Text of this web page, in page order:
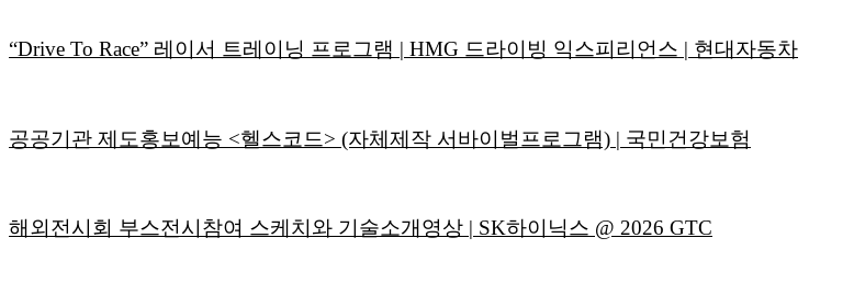
“Drive To Race” 레이서 트레이닝 프로그램 | HMG 드라이빙 익스피리언스 | 현대자동차
공공기관 제도홍보예능 <헬스코드> (자체제작 서바이벌프로그램) | 국민건강보험
해외전시회 부스전시참여 스케치와 기술소개영상 | SK하이닉스 @ 2026 GTC